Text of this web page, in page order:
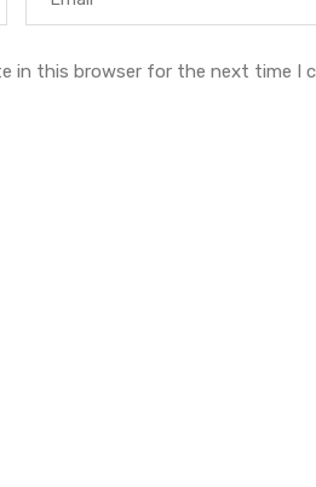
in this browser for the next time I